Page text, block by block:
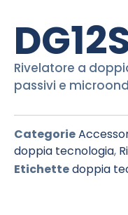
Rivelatore a
passivi e
Categorie
doppia tecnologia,
Etichettedoppia